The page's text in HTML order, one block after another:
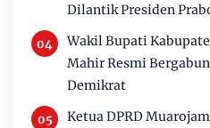
Dilantik Presiden
Wakil Bupati
Mahir Resmi
Demikrat
Ketua DPRD